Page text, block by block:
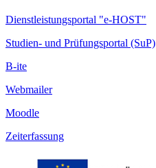
Dienstleistungsportal "e-HOST"
Studien- und Prüfungsportal (SuP)
B-ite
Webmailer
Moodle
Zeiterfassung